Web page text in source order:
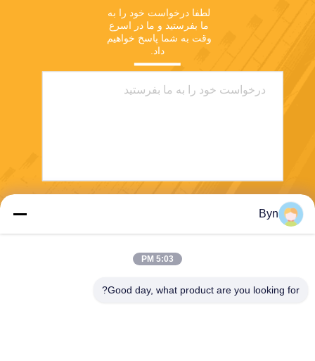
داد.
Byn
5:03 PM
Good day, what product are you looking for?